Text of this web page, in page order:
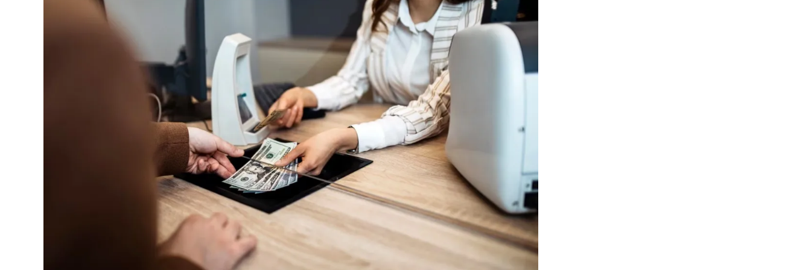
En este sentido, tras el evento de este fin de semana, en los próximos días las calles de la ciudad se
vestirán de fiesta e ilusión. Bajo la consigna de llevar respuestas y contención espiritual a cada hogar,
los miembros de la congregación junto a más de 6.000 iglesias saldrán por las ciudades en una gran
peregrinación para anunciar oficialmente el inicio de esta nueva edición.
, durante tres semanas recorrerán diferentes barrios, la zona céntrica y diversos
eventos evangelísticos recolectando peticiones de oración de los vecinos. Este proceso culminará en
una intensa vigilia de 24 horas ininterrumpidas de oración, donde miles de miembros de la iglesia a
nivel local y mundial clamarán por cada necesidad recibida. De acuerdo con lo registrado en años
anteriores, la organización destaca que esta jornada suele ser el detonante de "cataratas de